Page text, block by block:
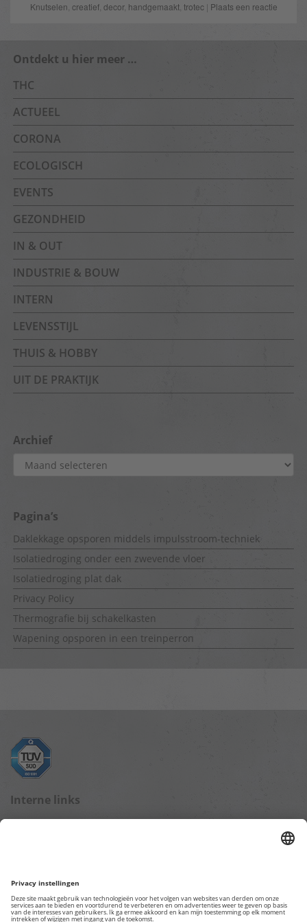
Knutselen creatief, decor, handgemaakt, trotec| Plaats een reactie
Ontdekt u hier meer …
THC
ACTUEEL
CORONA
ECOLOGISCH
EVENTS
GEZONDHEID
IN & OUT
INDUSTRIE & BOUW
INTERN
LEVENSSTIJL
THUIS & HOBBY
UIT DE PRAKTIJK
Archief
Archief
Pagina’s
Daklekkage opsporen middels impulsstroom-techniek
Isolatiedroging onder een zwevende vloer
Isolatiedroging plat dak
Privacy Policy
Thermografie bij schakelkasten
Wapening opsporen in een treinperron
Interne links
Overige webpagina's